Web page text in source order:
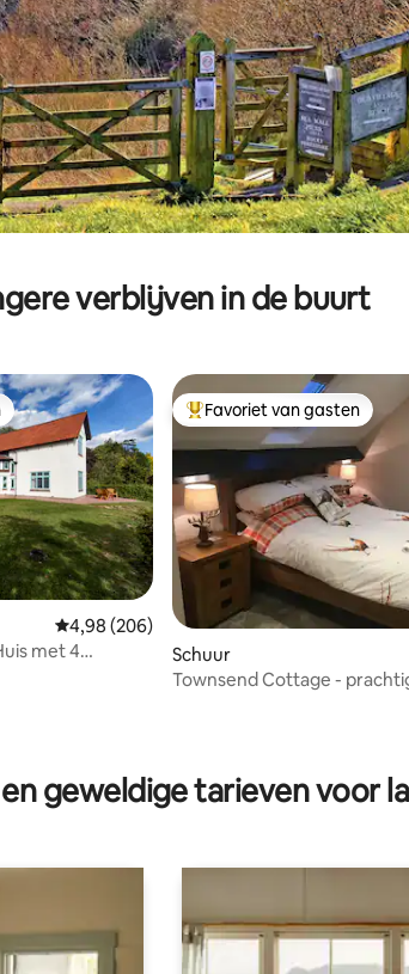
verblijven in de buurt
60 recensies
Gemiddelde beoordeling van 4,98 op 5,
4,98 (206)
met 4
Topfavoriet van gasten
Favoriet van gasten
Schuur
Townsend Cottage -
geweldige tarieven voor